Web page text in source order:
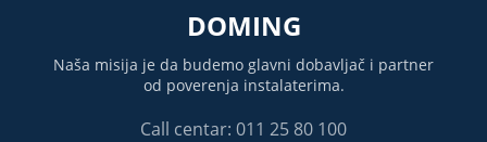
DOMING
Naša misija je da budemo glavni dobavljač i partner
od poverenja instalaterima.
Call centar: 011 25 80 100